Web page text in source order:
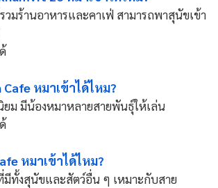
มร้านอาหารและคาเฟ่ สามารถพาสุนัขเข้า
หมาเข้าได้ไหม?
ม มีน้องหมาหลายสายพันธุ์ให้เล่น
หมาเข้าได้ไหม?
มีทั้งสุนัขและสัตว์อื่น ๆ เหมาะกับสาย